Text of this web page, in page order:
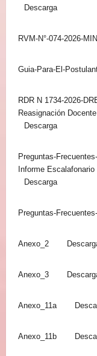
Descarga
RVM-N°-074-2026-
Guia-Para-El-
RDR N 1734-2026-
Reasignación
Descarga
Preguntas-
Informe Escalafonario
Descarga
Preguntas-
Anexo_2
Anexo_3
Anexo_11a
Anexo_11b